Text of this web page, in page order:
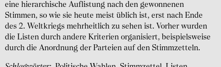
eine hierarchische Auflistung nach den gewonnenen
Stimmen, so wie sie heute meist üblich ist, erst nach Ende
des 2. Weltkriegs mehrheitlich zu sehen ist. Vorher wurden
die Listen durch andere Kriterien organisiert, beispielsweise
durch die Anordnung der Parteien auf den Stimmzetteln.